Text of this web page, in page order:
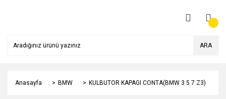
ARA
Anasayfa BMW KULBUTOR KAPAGI CONTA(BMW 3 5 7 Z3)